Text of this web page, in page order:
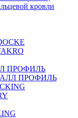
кровли
ПРОФИЛЬ
ПРОФИЛЬ